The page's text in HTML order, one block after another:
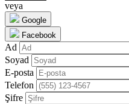
veya
Google
Facebook
Ad
Soyad
E-posta
Telefon
Şifre